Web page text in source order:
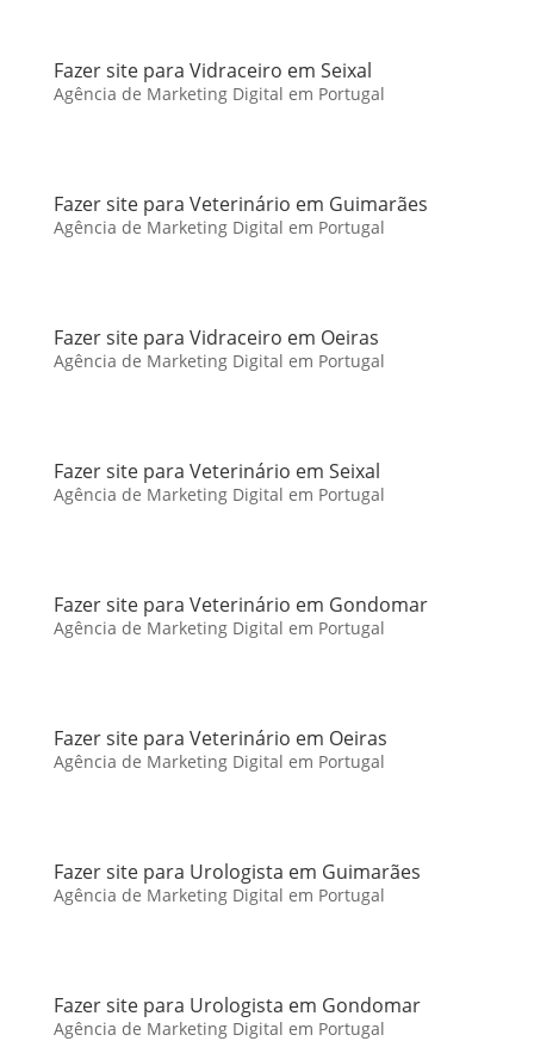
Fazer site para Vidraceiro em Seixal
Agência de Marketing Digital em Portugal
Fazer site para Veterinário em Guimarães
Agência de Marketing Digital em Portugal
Fazer site para Vidraceiro em Oeiras
Agência de Marketing Digital em Portugal
Fazer site para Veterinário em Seixal
Agência de Marketing Digital em Portugal
Fazer site para Veterinário em Gondomar
Agência de Marketing Digital em Portugal
Fazer site para Veterinário em Oeiras
Agência de Marketing Digital em Portugal
Fazer site para Urologista em Guimarães
Agência de Marketing Digital em Portugal
Fazer site para Urologista em Gondomar
Agência de Marketing Digital em Portugal